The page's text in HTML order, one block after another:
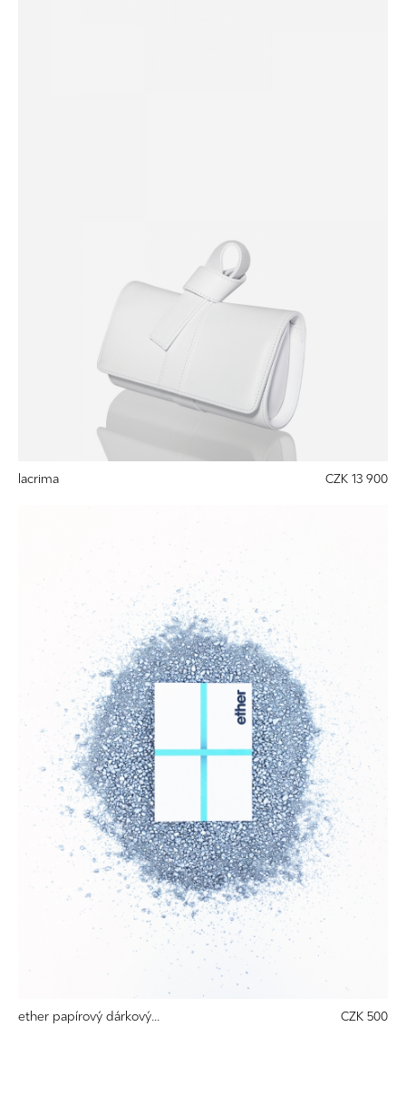
lacrima CZK 13 900
ether papírový dárkový... CZK 500